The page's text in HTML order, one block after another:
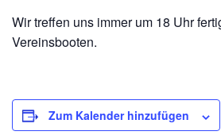
Wir treffen uns immer um 18 Uhr
Vereinsbooten.
Zum Kalender hinzufügen